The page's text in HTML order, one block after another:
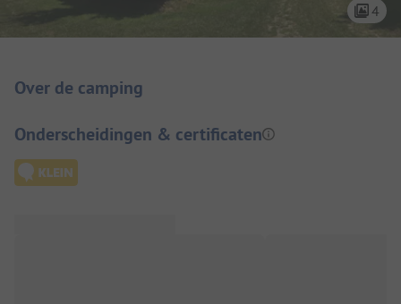
4
Over de camping
Onderscheidingen & certificaten